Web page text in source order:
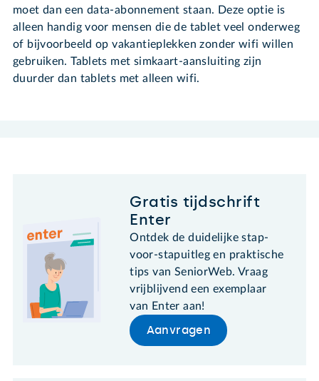
moet dan een data-abonnement staan. Deze optie is
alleen handig voor mensen die de tablet veel onderweg
of bijvoorbeeld op vakantieplekken zonder wifi willen
gebruiken. Tablets met simkaart-aansluiting zijn
duurder dan tablets met alleen wifi.
Gratis tijdschrift
Enter
Ontdek de duidelijke stap-
voor-stapuitleg en praktische
tips van SeniorWeb. Vraag
vrijblijvend een exemplaar
van Enter aan!
Aanvragen